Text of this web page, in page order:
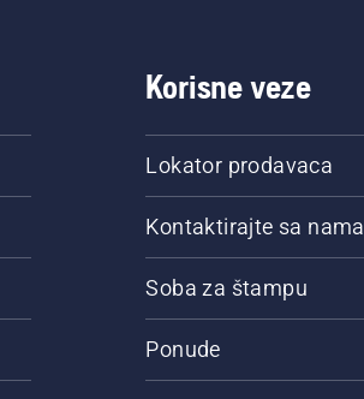
Korisne veze
Lokator prodavaca
Kontaktirajte sa nama
Soba za štampu
Ponude